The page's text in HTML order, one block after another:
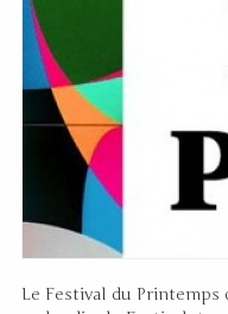
Le Festival du